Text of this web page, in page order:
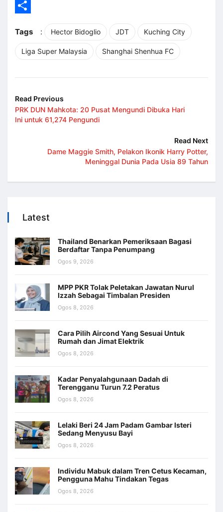
LinkedIn
Tags
: Hector Bidoglio JDT Kuching City
Liga Super Malaysia Shanghai Shenhua FC
Read Previous
PRK DUN Mahkota: 20 Pusat Mengundi Dibuka Hari
Ini untuk 61,274 Pengundi
Read Next
Dame Maggie Smith, Pelakon Ikonik Harry Potter,
Meninggal Dunia Pada Usia 89 Tahun
Latest
Thailand Benarkan Pemeriksaan Bagasi
Berdaftar Tanpa Penumpang
Ogos 9, 2026
MPP PKR Tolak Peletakan Jawatan Nurul
Izzah Sebagai Timbalan Presiden
Ogos 8, 2026
Cara Pilih Aircond Yang Sesuai Untuk
Rumah dan Jimat Elektrik
Ogos 8, 2026
Kadar Penyalahgunaan Dadah di
Terengganu Turun 7.2 Peratus
Ogos 8, 2026
Lelaki Beri 24 Jam Padam Gambar Isteri
Sedang Menyusu Bayi
Ogos 8, 2026
Individu Mabuk dalam Tren Cetus Kecaman,
Pengguna Mahu Tindakan Tegas
Ogos 8, 2026